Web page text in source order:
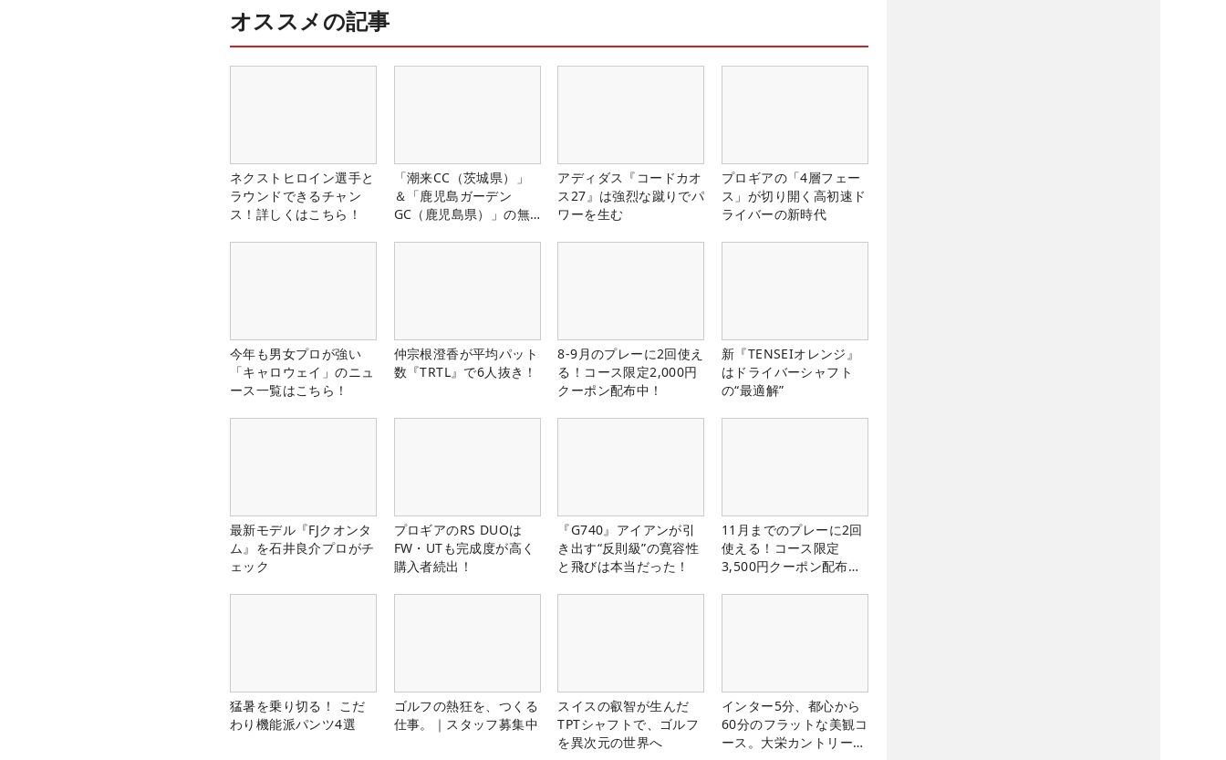
オススメの記事
ネクストヒロイン選手と
ラウンドできるチャン
ス！詳しくはこちら！
「潮来CC（茨城県）」
＆「鹿児島ガーデン
GC（鹿児島県）」の無
アディダス『コードカオ
ス27』は強烈な蹴りでパ
ワーを生む
プロギアの「4層フェー
ス」が切り開く高初速ド
ライバーの新時代
今年も男女プロが強い
「キャロウェイ」のニュ
ース一覧はこちら！
仲宗根澄香が平均パット
数『TRTL』で6人抜き！
8-9月のプレーに2回使え
る！コース限定2,000円
クーポン配布中！
新『TENSEIオレンジ』
はドライバーシャフト
の“最適解”
最新モデル『FJクオンタ
ム』を石井良介プロがチ
ェック
プロギアのRS DUOは
FW・UTも完成度が高く
購入者続出！
『G740』アイアンが引
き出す“反則級”の寛容性
と飛びは本当だった！
11月までのプレーに2回
使える！コース限定
3,500円クーポン配布
猛暑を乗り切る！ こだ
わり機能派パンツ4選
ゴルフの熱狂を、つくる
仕事。｜スタッフ募集中
スイスの叡智が生んだ
TPTシャフトで、ゴルフ
を異次元の世界へ
インター5分、都心から
60分のフラットな美観コ
ース。大栄カントリー俱